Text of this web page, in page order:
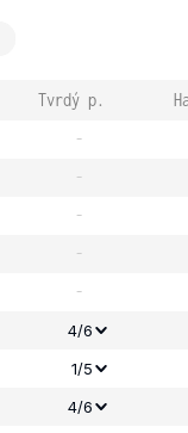
Tvrdý p.
-
-
-
-
-
4/6
1/5
4/6